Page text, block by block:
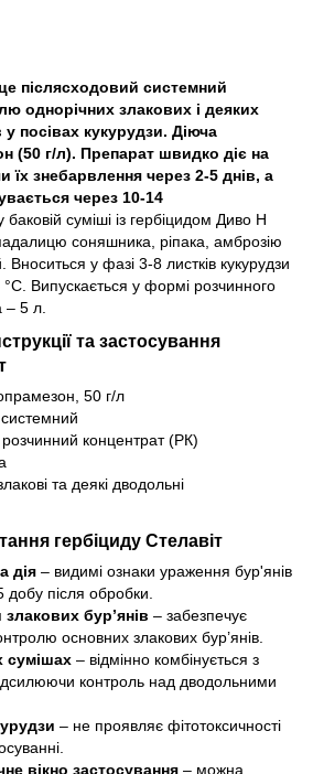
післясходовий системний
однорічних злакових і деяких
посівах кукурудзи. Діюча
(50 г/л). Препарат швидко діє на
їх знебарвлення через 2-5 днів, а
через 10-14
суміші із гербіцидом Диво Н
соняшника, ріпака, амброзію
Вноситься у фазі 3-8 листків кукурудзи
Випускається у формі розчинного
– 5 л.
та застосування
50 г/л
розчинний концентрат (РК)
та деякі дводольні
гербіциду Стелавіт
дія – видимі ознаки ураження бур'янів
після обробки.
бур’янів – забезпечує
основних злакових бур’янів.
сумішах – відмінно комбінується з
контроль над дводольними
– не проявляє фітотоксичності
вікно застосування – можна